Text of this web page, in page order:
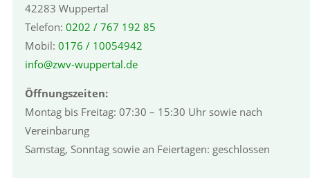
42283 Wuppertal
Telefon: 0202 / 767 192 85
Mobil: 0176 / 10054942
info@zwv-wuppertal.de
Öffnungszeiten:
Montag bis Freitag: 07:30 – 15:30 Uhr sowie nach
Vereinbarung
Samstag, Sonntag sowie an Feiertagen: geschlossen